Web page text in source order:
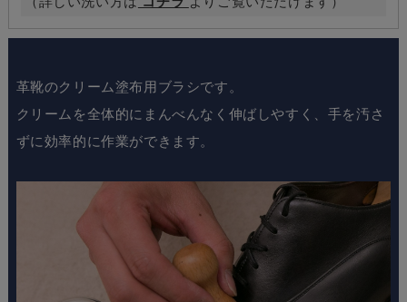
革靴のクリーム塗布用ブラシです。
クリームを全体的にまんべんなく伸ばしやすく、手を汚さ
ずに効率的に作業ができます。